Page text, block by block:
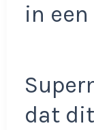
in
dat